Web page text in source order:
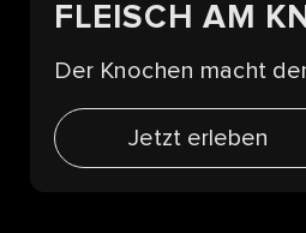
FLEISCH AM
Der Knochen macht
Jetzt erleben